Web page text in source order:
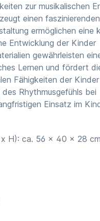
zur musikalischen
einen
ermöglichen eine
Entwicklung der Kinder
gewährleisten
Lernen und fördert
Fähigkeiten der Kinder
Rhythmusgefühls bei
Einsatz im
x H): ca. 56 x 40 x 28 cm